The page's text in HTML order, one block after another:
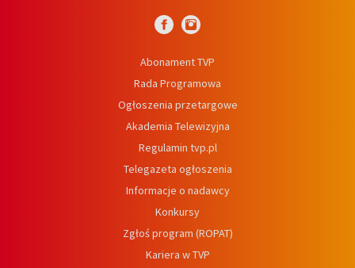
Abonament TVP
Rada Programowa
Ogłoszenia przetargowe
Akademia Telewizyjna
Regulamin tvp.pl
Telegazeta ogłoszenia
Informacje o nadawcy
Konkursy
Zgłoś program (ROPAT)
Kariera w TVP